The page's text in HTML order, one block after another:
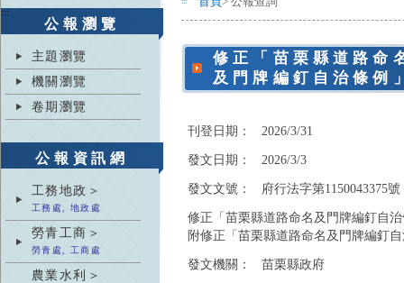
:::
公報瀏覽
主題瀏覽
機關瀏覽
卷期瀏覽
公報資訊網
工務地政＞
工務處, 地政處
勞青工商＞
勞青處, 工商處
農業水利＞
修正「苗栗縣道路命
及門牌編釘自治條例
刊登日期：
2026/3/31
發文日期：
2026/3/3
發文文號：
府行法字第1150043375號
修正「苗栗縣道路命名及門牌編釘自
附修正「苗栗縣道路命名及門牌編釘
發文機關：
苗栗縣政府